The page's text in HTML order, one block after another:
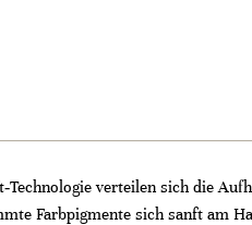
verteilen sich die
Farbpigmente sich sanft am